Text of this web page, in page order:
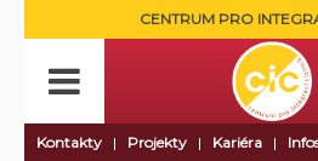
CENTRUM PRO
Kontakty Projekty Kariéra